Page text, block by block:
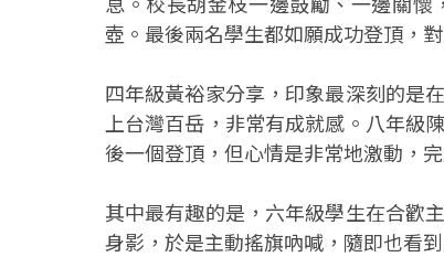
壺。最後兩名學生都如願成功登頂，
四年級黃裕家分享，印象最深刻的是
上台灣百岳，非常有成就感。八年級
後一個登頂，但心情是非常地激動，
其中最有趣的是，六年級學生在合歡
身影，於是主動搖旗吶喊，隨即也看